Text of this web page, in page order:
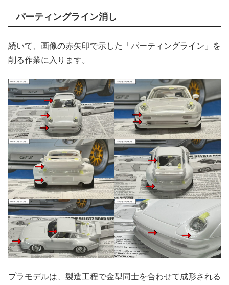
パーティングライン消し
続いて、画像の赤矢印で示した「パーティングライン」を
削る作業に入ります。
プラモデルは、製造工程で金型同士を合わせて成形される